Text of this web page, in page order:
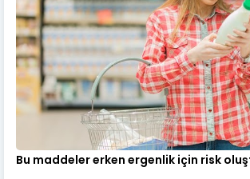
Bu maddeler erken ergenlik için risk